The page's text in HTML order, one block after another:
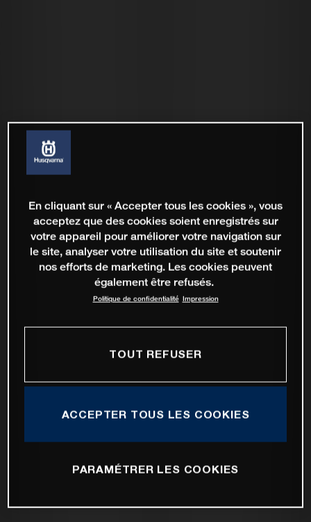
En cliquant sur « Accepter tous les cookies », vous
acceptez que des cookies soient enregistrés sur
votre appareil pour améliorer votre navigation sur
le site, analyser votre utilisation du site et soutenir
nos efforts de marketing. Les cookies peuvent
également être refusés.
Politique de confidentialité Impression
TOUT REFUSER
ACCEPTER TOUS LES COOKIES
PARAMÉTRER LES COOKIES